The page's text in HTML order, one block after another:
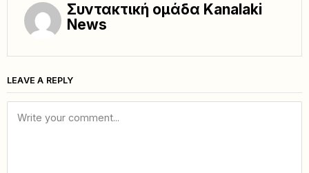
Συντακτική ομάδα Kanalaki
News
LEAVE A REPLY